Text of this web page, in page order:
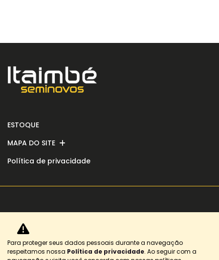
ESTOQUE
MAPA DO SITE
Política de privacidade
vidas.
Para proteger seus dados pessoais durante a navegação
respeitamos nossa Política de privacidade. Ao seguir com a